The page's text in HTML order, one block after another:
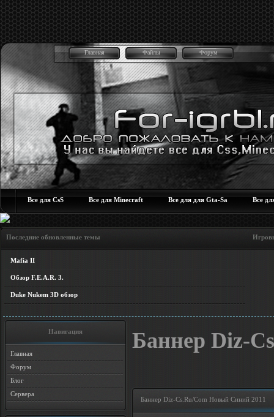
Главная Файлы Форум
Все для CsS Все для Minecraft Все для для Gta-Sa Все
Последние обновленные темы Игровые
Mafia II
Обзор F.E.A.R. 3.
Duke Nukem 3D обзор
Навигация
Главная
Форум
Блог
Сервера
Баннер Diz-
Баннер Diz-Cs.Ru/Com Новый Синий 2011